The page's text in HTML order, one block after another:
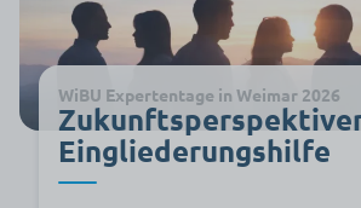
WiBU Expertentage in Weimar 2026
Eingliederungshilfe